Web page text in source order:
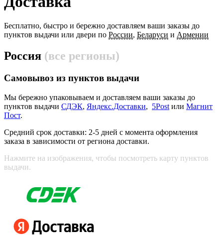
Бесплатно, быстро и бережно доставляем ваши заказы до
пунктов выдачи или двери по России, Беларуси и Армении
Россия (все регионы)
Самовывоз из пунктов выдачи
Мы бережно упаковываем и доставляем ваши заказы до
пунктов выдачи СДЭК, Яндекс.Доставки, 5Post или Магнит
Пост.
Средний срок доставки: 2-5 дней с момента оформления
заказа в зависимости от региона доставки.
Нажмите на изображения, чтобы посмотреть карту пунктов
выдачи.